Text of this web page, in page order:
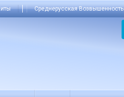
Среднерусская Возвышенность